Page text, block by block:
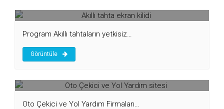
Program Akıllı tahtaların yetkisiz…
Görüntüle
Oto Çekici ve Yol Yardım Firmaları…